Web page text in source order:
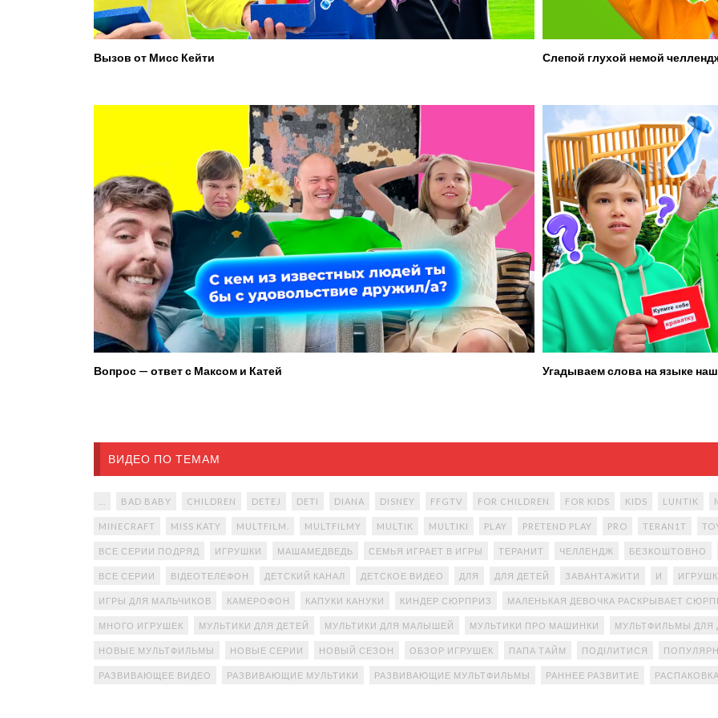
Вызов от Мисс Кейти Слепой глухой немой
Вопрос — ответ с Максом и Катей Угадываем слова на языке
ВИДЕО ПО ТЕМАМ
BAD BABY CHILDREN DETEJ DETI DIANA DISNEY FFGTV FOR CHILDREN FOR KIDS KIDS LUNTIK
MINECRAFT MISS KATY MULTFILM. MULTFILMY MULTIK MULTIKI PLAY PRETEND PLAY PRO TERAN1T
ВСЕ СЕРИИ ПОДРЯД ИГРУШКИ МАШАМЕДВЕДЬ СЕМЬЯ ИГРАЕТ В ИГРЫ ТЕРАНИТ ЧЕЛЛЕНДЖ БЕЗКОШТОВНО
ВСЕ СЕРИИ ВІДЕОТЕЛЕФОН ДЕТСКИЙ КАНАЛ ДЕТСКОЕ ВИДЕО ДЛЯ ДЛЯ ДЕТЕЙ ЗАВАНТАЖИТИ И
ИГРЫ ДЛЯ МАЛЬЧИКОВ КАМЕРОФОН КАПУКИ КАНУКИ КИНДЕР СЮРПРИЗ МАЛЕНЬКАЯ ДЕВОЧКА РАСКРЫВАЕТ
МНОГО ИГРУШЕК МУЛЬТИКИ ДЛЯ ДЕТЕЙ МУЛЬТИКИ ДЛЯ МАЛЫШЕЙ МУЛЬТИКИ ПРО МАШИНКИ МУЛЬТФИЛЬМЫ ДЛЯ
НОВЫЕ МУЛЬТФИЛЬМЫ НОВЫЕ СЕРИИ НОВЫЙ СЕЗОН ОБЗОР ИГРУШЕК ПАПА ТАЙМ ПОДІЛИТИСЯ
РАЗВИВАЮЩЕЕ ВИДЕО РАЗВИВАЮЩИЕ МУЛЬТИКИ РАЗВИВАЮЩИЕ МУЛЬТФИЛЬМЫ РАННЕЕ РАЗВИТИЕ